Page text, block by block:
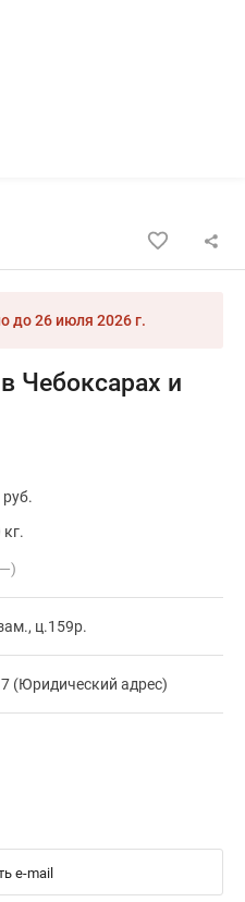
до26 июля 2026 г.
Чебоксарах и
руб.
ц.159р.
(Юридический адрес)
e-mail